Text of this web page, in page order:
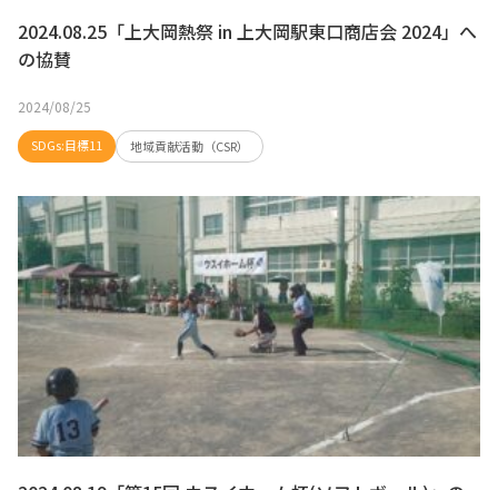
2024.08.25「上大岡熱祭 in 上大岡駅東口商店会 2024」へ
の協賛
2024/08/25
SDGs:目標11 地域貢献活動（CSR）